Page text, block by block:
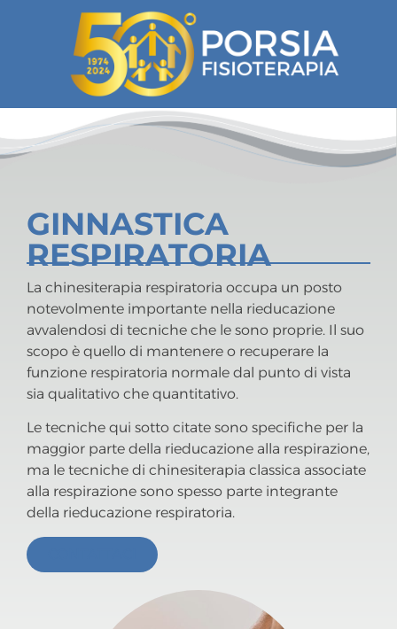
GINNASTICA
RESPIRATORIA
La chinesiterapia respiratoria occupa un posto
notevolmente importante nella rieducazione
avvalendosi di tecniche che le sono proprie. Il suo
scopo è quello di mantenere o recuperare la
funzione respiratoria normale dal punto di vista
sia qualitativo che quantitativo.
Le tecniche qui sotto citate sono specifiche per la
maggior parte della rieducazione alla respirazione,
ma le tecniche di chinesiterapia classica associate
alla respirazione sono spesso parte integrante
della rieducazione respiratoria.